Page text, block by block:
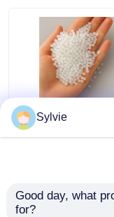
SPL701
Hitzebeständiges
Reinheit für
Sylvie
Good day, what
for?